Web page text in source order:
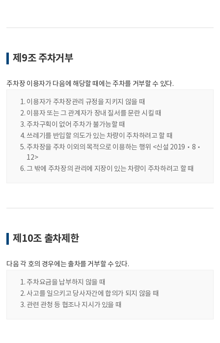
제9조 주차거부
주차장 이용자가 다음에 해당할 때에는 주차를 거부할 수 있다.
이용자가 주차장관리 규정을 지키지 않을 때
이용자 또는 그 관계자가 장내 질서를 문란 시킬 때
주차구획이 없어 주차가 불가능할 때
쓰레기를 반입할 의도가 있는 차량이 주차하려고 할 때
주차장을 주차 이외의 목적으로 이용하는 행위 <신설 2019‧8‧
12>
그 밖에 주차장의 관리에 지장이 있는 차량이 주차하려고 할 때
제10조 출차제한
다음 각 호의 경우에는 출차를 거부할 수 있다.
주차요금을 납부하지 않을 때
사고를 일으키고 당사자간에 합의가 되지 않을 때
관련 관청 등 협조나 지시가 있을 때